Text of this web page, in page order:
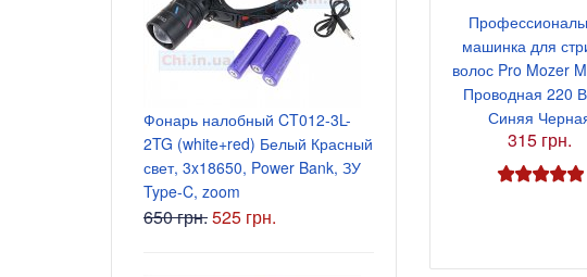
Фонарь налобный CT012-3L-
2TG (white+red) Белый Красный
свет, 3x18650, Power Bank, ЗУ
Type-C, zoom
650 грн.525 грн.
Блок питания 9В 1А,
5.5x2.5 мм
машинка для
волос Pro Mozer
Проводная 220
Синяя
315 грн.